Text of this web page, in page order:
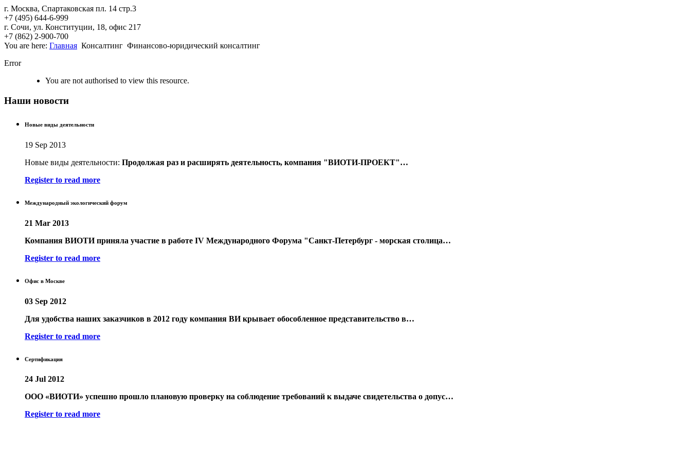
г. Москва, Спартаковская пл. 14 стр.3
+7 (495) 644-6-999
г. Сочи, ул. Конституции, 18, офис 217
+7 (862) 2-900-700
You are here: Главная Консалтинг Финансово-юридический консалтинг
Error
You are not authorised to view this resource.
Наши новости
Новые виды деятельности
19 Sep 2013
Новые виды деятельности: Продолжая раз и расширять деятельность, компания "ВИОТИ-ПРОЕКТ"…
Register to read more
Международный экологический форум
21 Mar 2013
Компания ВИОТИ приняла участие в работе IV Международного Форума "Санкт-Петербург - морская столица…
Register to read more
Офис в Москве
03 Sep 2012
Для удобства наших заказчиков в 2012 году компания ВИ крывает обособленное представительство в…
Register to read more
Сертификация
24 Jul 2012
ООО «ВИОТИ» успешно прошло плановую проверку на соблюдение требований к выдаче свидетельства о допус…
Register to read more